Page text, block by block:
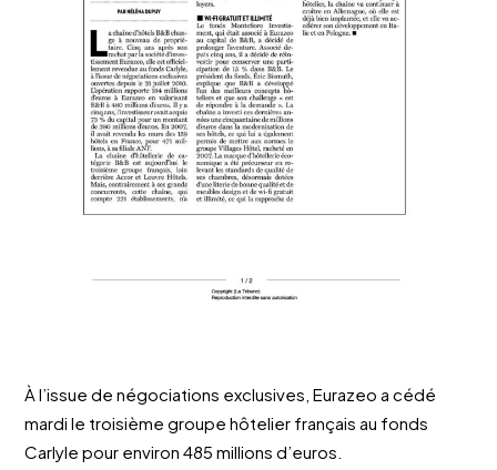
À l’issue de négociations exclusives, Eurazeo a cédé
mardi le troisième groupe hôtelier français au fonds
Carlyle pour environ 485 millions d’euros.